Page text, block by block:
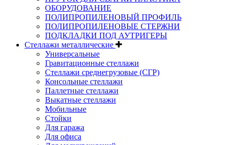
ОБОРУДОВАНИЕ
ПОЛИПРОПИЛЕНОВЫЙ ПРОФИЛЬ
ПОЛИПРОПИЛЕНОВЫЕ СТЕРЖНИ
ПОДКЛАДКИ ПОД АУТРИГЕРЫ
Стеллажи металлические
Универсальные
Гравитационные стеллажи
Стеллажи среднегрузовые (СГР)
Консольные стеллажи
Паллетные стеллажи
Выкатные стеллажи
Мобильные
Стойки
Для гаража
Для офиса